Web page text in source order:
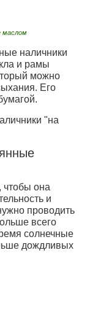
маслом
наличники
и рамы
можно
Его
"на
чтобы она
и
проводить
всего
солнечные
дождливых